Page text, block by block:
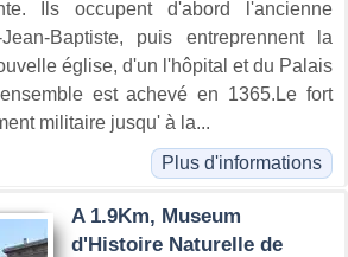
Ils occupent d'abord l'ancienne
Baptiste, puis entreprennent la
église, d'un l'hôpital et du Palais
est achevé en 1365.Le fort
militaire jusqu' à la...
Plus d'informations
A 1.9Km, Museum
d'Histoire Naturelle de